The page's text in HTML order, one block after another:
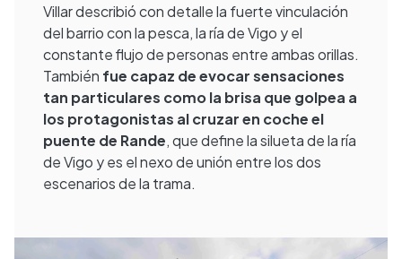
Villar describió con detalle la fuerte vinculación
del barrio con la pesca, la ría de Vigo y el
constante flujo de personas entre ambas orillas.
También fue capaz de evocar sensaciones
tan particulares como la brisa que golpea a
los protagonistas al cruzar en coche el
puente de Rande, que define la silueta de la ría
de Vigo y es el nexo de unión entre los dos
escenarios de la trama.